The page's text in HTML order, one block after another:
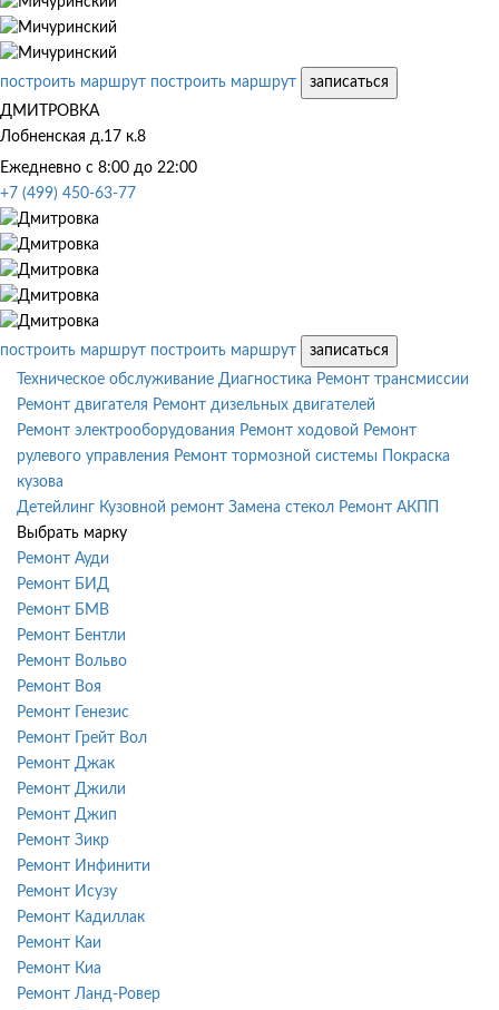
построить маршрут построить маршрут
записаться
ДМИТРОВКА
Лобненская д.17 к.8
Ежедневно с 8:00 до 22:00
+7 (499) 450-63-77
построить маршрут построить маршрут
записаться
Техническое обслуживание Диагностика Ремонт трансмиссии
Ремонт двигателя Ремонт дизельных двигателей
Ремонт электрооборудования Ремонт ходовой Ремонт
рулевого управления Ремонт тормозной системы
Покраска
кузова
Детейлинг Кузовной ремонт Замена стекол Ремонт АКПП
Выбрать марку
Ремонт Ауди
Ремонт БИД
Ремонт БМВ
Ремонт Бентли
Ремонт Вольво
Ремонт Воя
Ремонт Генезис
Ремонт Грейт Вол
Ремонт Джак
Ремонт Джили
Ремонт Джип
Ремонт Зикр
Ремонт Инфинити
Ремонт Исузу
Ремонт Кадиллак
Ремонт Каи
Ремонт Киа
Ремонт Ланд-Ровер